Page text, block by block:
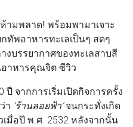
ามพลาด! พร้อมพามาเจาะ
ทัพอาหารทะเลเป็นๆ สดๆ
งบรรยากาศของทะเลสาบสี
าหารคุณจิต ซีวิว
จากการเริ่มเปิดกิจการครั้ง
า ‘ร้านลอยฟ้า’จนกระทั่งเกิด
มื่อปี พ.ศ. 2532 หลังจากนั้น